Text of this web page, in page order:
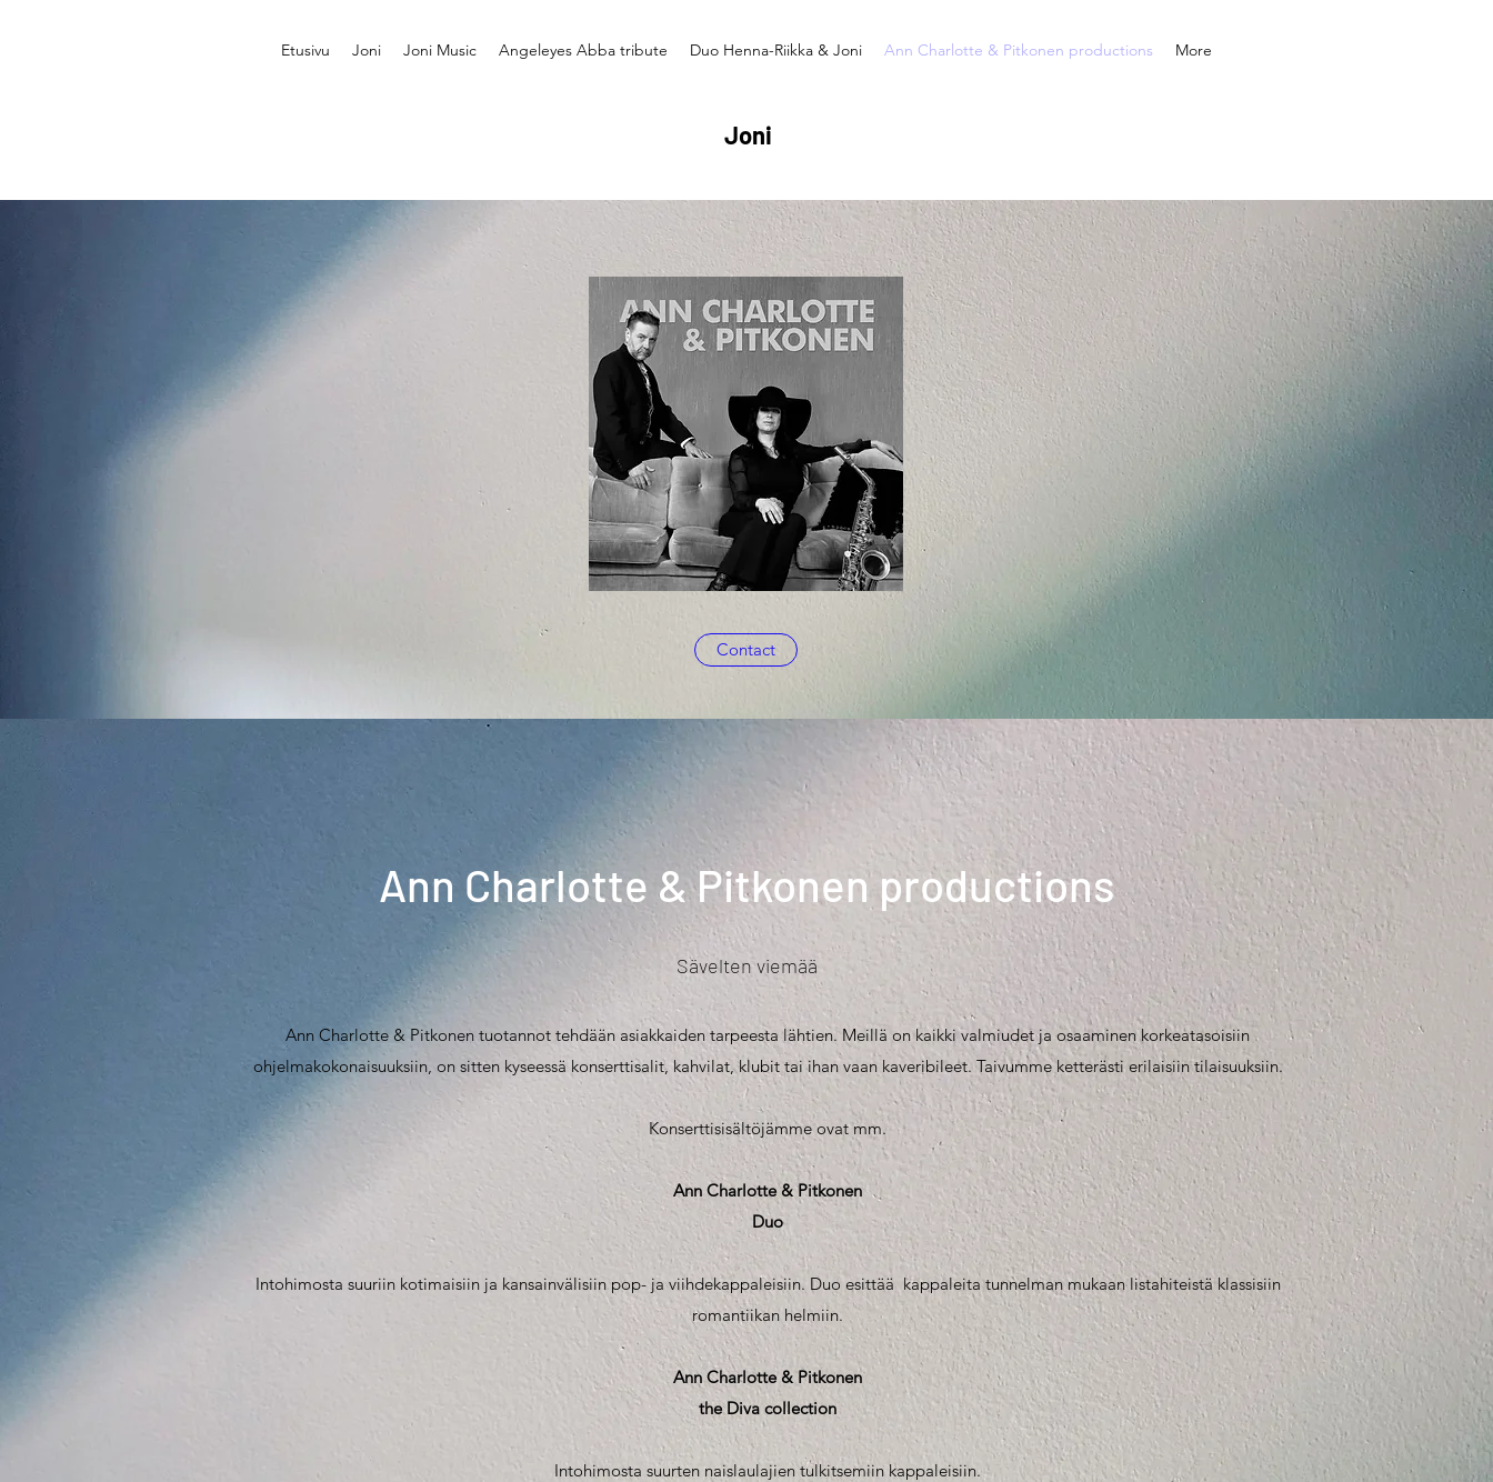
Etusivu Joni Joni Music Angeleyes Abba tribute Duo Henna-Riikka & Joni Ann Charlotte & Pitkonen productions More
Joni
Contact
Ann Charlotte & Pitkonen productions
Sävelten viemää
Ann Charlotte & Pitkonen tuotannot tehdään asiakkaiden tarpeesta lähtien. Meillä on kaikki valmiudet ja osaaminen korkeatasoisiin
ohjelmakokonaisuuksiin, on sitten kyseessä konserttisalit, kahvilat, klubit tai ihan vaan kaveribileet. Taivumme ketterästi erilaisiin tilaisuuksiin.
Konserttisisältöjämme ovat mm.
Ann Charlotte & Pitkonen
Duo
Intohimosta suuriin kotimaisiin ja kansainvälisiin pop- ja viihdekappaleisiin. Duo esittää kappaleita tunnelman mukaan listahiteistä klassisiin
romantiikan helmiin.
Ann Charlotte & Pitkonen
the Diva collection
Intohimosta suurten naislaulajien tulkitsemiin kappaleisiin.